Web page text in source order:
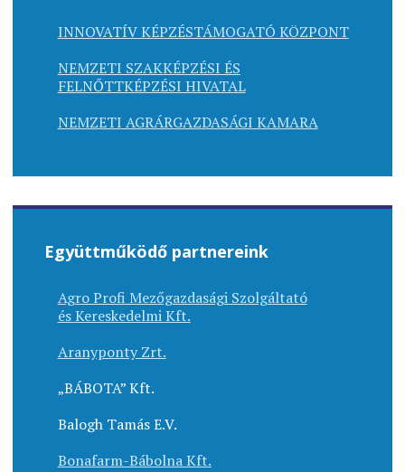
INNOVATÍV KÉPZÉSTÁMOGATÓ KÖZPONT
NEMZETI SZAKKÉPZÉSI ÉS
FELNŐTTKÉPZÉSI HIVATAL
NEMZETI AGRÁRGAZDASÁGI KAMARA
Együttműködő partnereink
Agro Profi Mezőgazdasági Szolgáltató
ésKereskedelmiKft.
Aranyponty Zrt.
„BÁBOTA” Kft.
Balogh Tamás E.V.
Bonafarm-Bábolna Kft.